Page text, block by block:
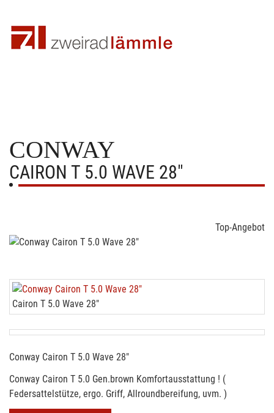
CONWAY
CAIRON T 5.0 WAVE 28"
Top-Angebot
Cairon T 5.0 Wave 28"
Conway Cairon T 5.0 Wave 28"
Conway Cairon T 5.0 Gen.brown Komfortausstattung ! (
Federsattelstütze, ergo. Griff, Allroundbereifung, uvm. )